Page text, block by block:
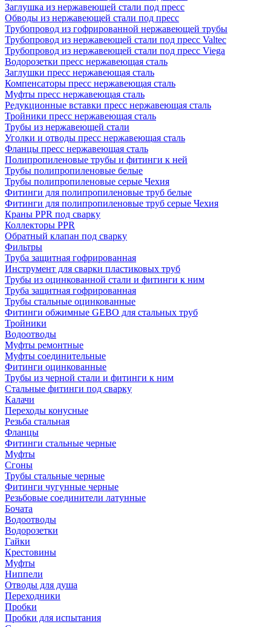
Заглушка из нержавеющей стали под пресс
Обводы из нержавеющей стали под пресс
Трубопровод из гофрированной нержавеющей трубы
Трубопровод из нержавеющей стали под пресс Valtec
Трубопровод из нержавеющей стали под пресс Viega
Водорозетки пресс нержавеющая сталь
Заглушки пресс нержавеющая сталь
Компенсаторы пресс нержавеющая сталь
Муфты пресс нержавеющая сталь
Редукционные вставки пресс нержавеющая сталь
Тройники пресс нержавеющая сталь
Трубы из нержавеющей стали
Уголки и отводы пресс нержавеющая сталь
Фланцы пресс нержавеющая сталь
Полипропиленовые трубы и фитинги к ней
Трубы полипропиленовые белые
Трубы полипропиленовые серые Чехия
Фитинги для полипропиленовые труб белые
Фитинги для полипропиленовые труб серые Чехия
Краны PPR под сварку
Коллекторы PPR
Обратный клапан под сварку
Фильтры
Труба защитная гофрированная
Инструмент для сварки пластиковых труб
Трубы из оцинкованной стали и фитинги к ним
Труба защитная гофрированная
Трубы стальные оцинкованные
Фитинги обжимные GEBO для стальных труб
Тройники
Водоотводы
Муфты ремонтные
Муфты соединительные
Фитинги оцинкованные
Трубы из черной стали и фитинги к ним
Стальные фитинги под сварку
Калачи
Переходы конусные
Резьба стальная
Фланцы
Фитинги стальные черные
Муфты
Сгоны
Трубы стальные черные
Фитинги чугунные черные
Резьбовые соединители латунные
Бочата
Водоотводы
Водорозетки
Гайки
Крестовины
Муфты
Ниппели
Отводы для душа
Переходники
Пробки
Пробки для испытания